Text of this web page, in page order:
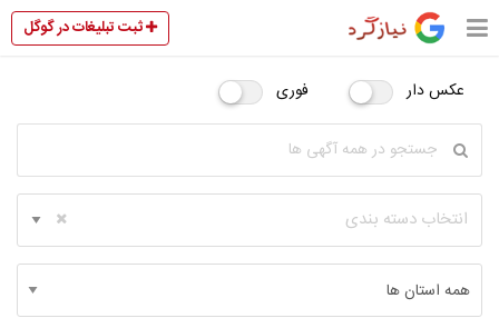
ثبت تبلیغات در گوگل
عکس دار فوری
انتخاب دسته بندی